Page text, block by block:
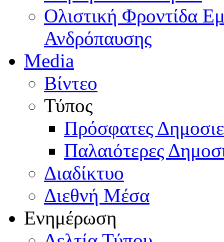
Ολιστική Φροντίδα
Ανδρόπαυσης
Media
Βίντεο
Τύπος
Πρόσφατες
Παλαιότερες
Διαδίκτυο
Διεθνή Μέσα
Ενημέρωση